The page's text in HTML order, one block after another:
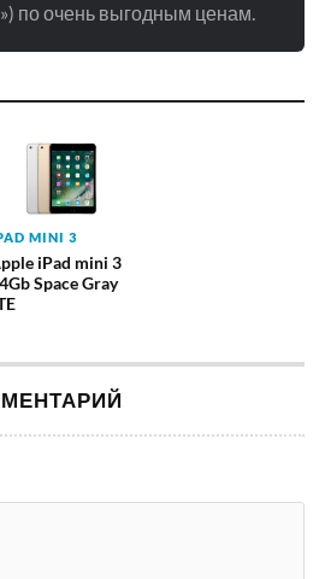
по очень выгодным ценам.
MINI 3
iPad mini 3
Space Gray